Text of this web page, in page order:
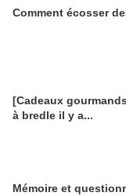
Comment écosser
[Cadeaux
à bredle il y a...
Mémoire et